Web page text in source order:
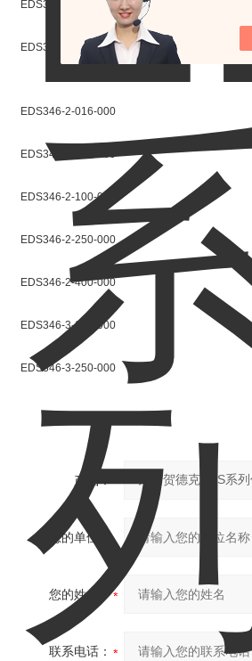
EDS3446-2-0100-000
EDS3446-2-0250-000
EDS346-2-016-000
EDS346-2-040-000
EDS346-2-100-000
EDS346-2-250-000
EDS346-2-400-000
EDS346-3-100-000
EDS346-3-250-000
产品：
您的单位：
您的姓名：
联系电话：